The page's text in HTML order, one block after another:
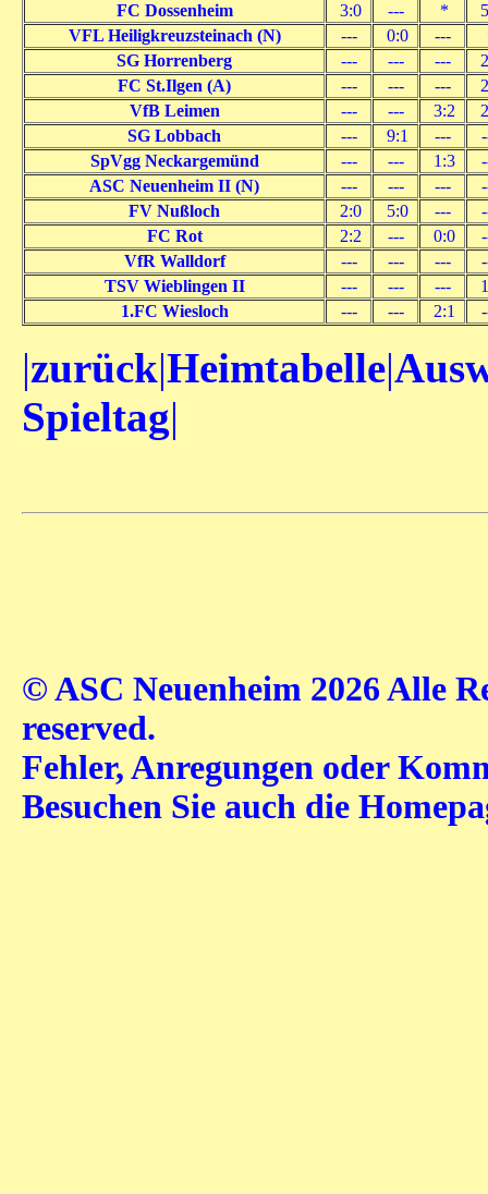
FC Dossenheim 3:0 --- *
VFL Heiligkreuzsteinach (N)
--- 0:0 ---
SG Horrenberg
--- --- ---
FC St.Ilgen (A)
--- --- ---
VfB Leimen
--- --- 3:2
SG Lobbach
--- 9:1 ---
SpVgg Neckargemünd
--- --- 1:3
ASC Neuenheim II (N)
--- --- ---
FV Nußloch
2:0 5:0 ---
FC Rot
2:2 --- 0:0
VfR Walldorf
--- --- ---
TSV Wieblingen II
--- --- ---
1.FC Wiesloch
--- --- 2:1
|zurück|Heimtabelle|
Spieltag|
© ASC Neuenheim 2026 Alle
reserved.
Fehler, Anregungen oder
Besuchen Sie auch die